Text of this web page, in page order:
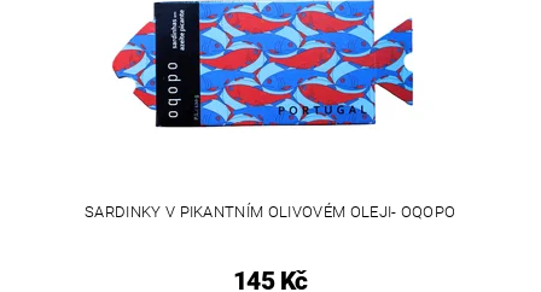
SARDINKY V PIKANTNÍM OLIVOVÉM OLEJI- OQOPO
145 Kč